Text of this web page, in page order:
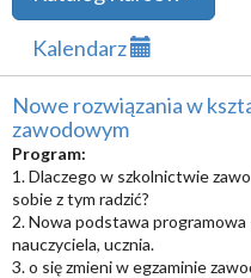
Kalendarz
Nowe rozwiązania w
zawodowym
Program:
1. Dlaczego w szkolnictwie
sobie z tym radzić?
2. Nowa podstawa
nauczyciela, ucznia.
3. o się zmieni w egzaminie